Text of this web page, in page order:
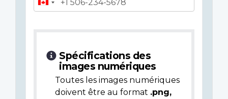
Spécifications des
images numériques
Toutes les images numériques
doivent être au format .png,